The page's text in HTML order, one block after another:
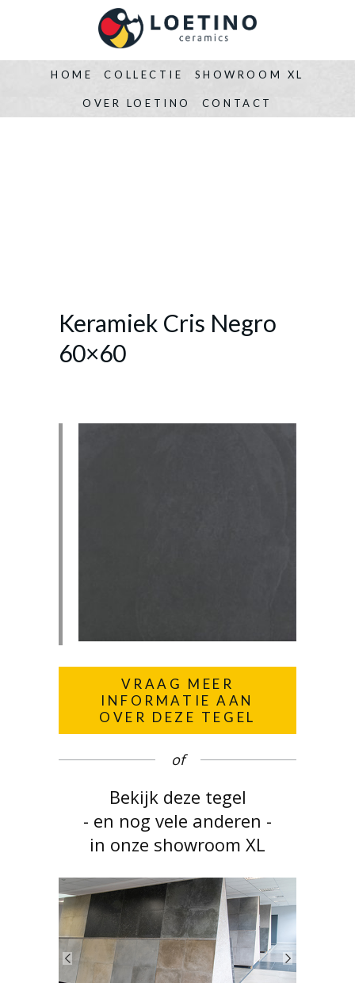
HOME COLLECTIE SHOWROOM XL
OVER LOETINO CONTACT
Keramiek Cris Negro
60×60
VRAAG MEER
INFORMATIE AAN
OVER DEZE TEGEL
of
Bekijk deze tegel
- en nog vele anderen -
in onze showroom XL